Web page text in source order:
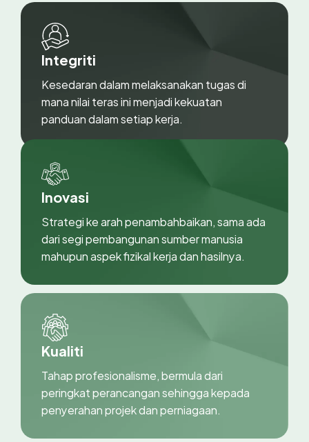
Integriti
Kesedaran dalam melaksanakan tugas di
mana nilai teras ini menjadi kekuatan
panduan dalam setiap kerja.
Inovasi
Strategi ke arah penambahbaikan, sama ada
dari segi pembangunan sumber manusia
mahupun aspek fizikal kerja dan hasilnya.
Kualiti
Tahap profesionalisme, bermula dari
peringkat perancangan sehingga kepada
penyerahan projek dan perniagaan.